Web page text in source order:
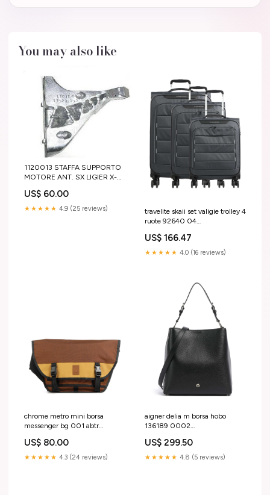
You may also like
1120013 STAFFA SUPPORTO
MOTORE ANT. SX LIGIER X-
MICROCAR DUE 501
US$ 60.00
★★★★★ 4.9 (25 reviews)
travelite skaii set valigie trolley 4
ruote 92640 04
US$ 166.47
★★★★★ 4.0 (16 reviews)
chrome metro mini borsa
messenger bg 001 abtr
US$ 80.00
★★★★★ 4.3 (24 reviews)
aigner delia m borsa hobo
136189 0002
US$ 299.50
★★★★★ 4.8 (5 reviews)